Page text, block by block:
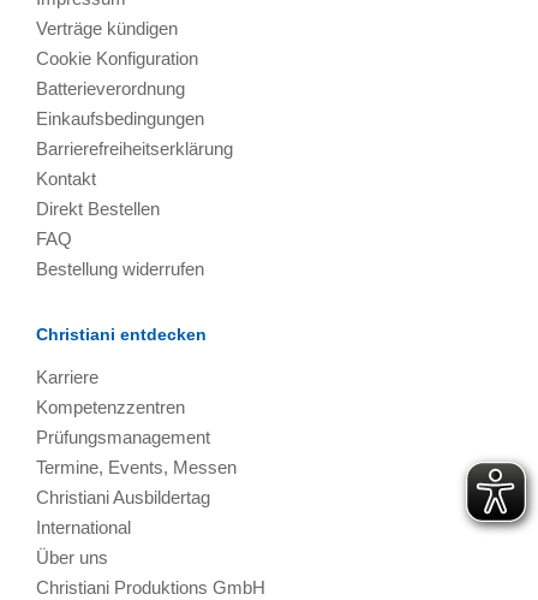
Verträge kündigen
Cookie Konfiguration
Batterieverordnung
Einkaufsbedingungen
Barrierefreiheitserklärung
Kontakt
Direkt Bestellen
FAQ
Bestellung widerrufen
Christiani entdecken
Karriere
Kompetenzzentren
Prüfungsmanagement
Termine, Events, Messen
Christiani Ausbildertag
International
Über uns
Christiani Produktions GmbH